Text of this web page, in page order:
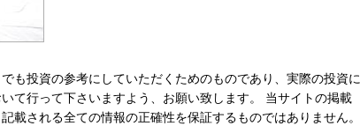
も投資の参考にしていただくためのものであり、実際の投資に
て行って下さいますよう、お願い致します。 当サイトの掲載
載される全ての情報の正確性を保証するものではありません。